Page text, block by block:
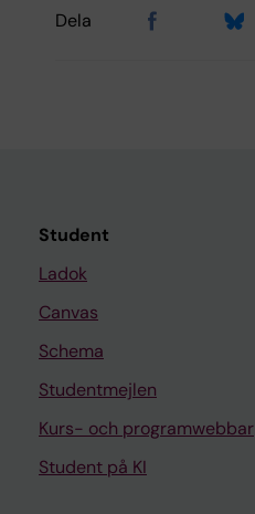
Dela
Student
Ladok
Canvas
Schema
Studentmejlen
Kurs- och programwebbar
Student på KI